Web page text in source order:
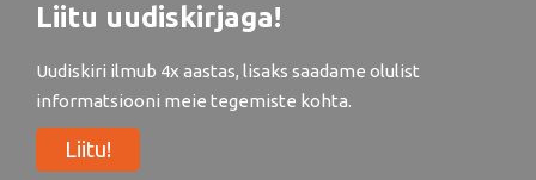
Liitu uudiskirjaga!
Uudiskiri ilmub 4x aastas, lisaks saadame olulist
informatsiooni meie tegemiste kohta.
Liitu!